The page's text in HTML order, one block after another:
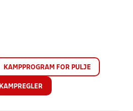
KAMPPROGRAM FOR PULJE
KAMPREGLER